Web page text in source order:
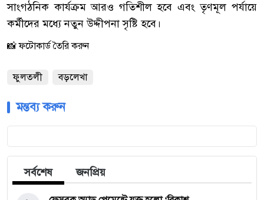
সাংগঠনিক কার্যক্রম আরও গতিশীল হবে এবং তৃণমূল পর্যায়ে
কর্মীদের মধ্যে নতুন উদ্দীপনা সৃষ্টি হবে।
📸 ফটোকার্ড তৈরি করুন
ফুলতলী বড়লেখা
মন্তব্য করুন
সর্বশেষ জনপ্রিয়